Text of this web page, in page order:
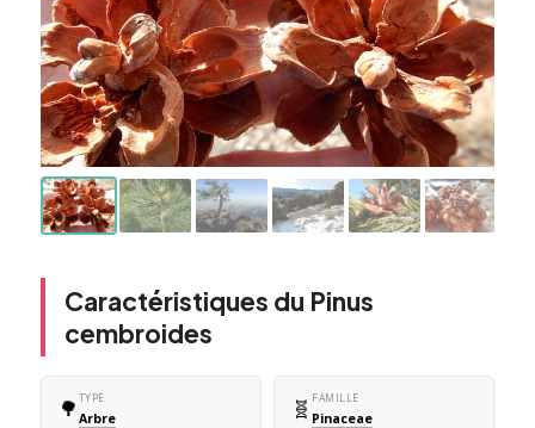
Caractéristiques du Pinus
cembroides
🌳 TYPE
Arbre 🧬 FAMILLE
Pinaceae